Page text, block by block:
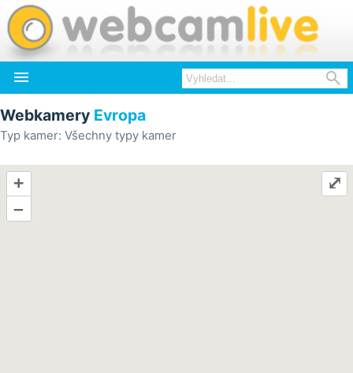
 
Webkamery Evropa
Typ kamer: Všechny typy kamer
+
–
⤢